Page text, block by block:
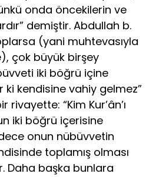
onda öncekilerin ve
demiştir. Abdullah b.
(yani muhtevasıyla
çok büyük birşey
iki böğrü içine
kendisine vahiy gelmez”
“Kim Kur’ân’ı
iki böğrü içerisine
onun nübüvvetin
toplamış olması
Da­ha başka bunlara